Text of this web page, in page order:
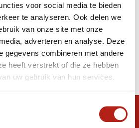
voor social media te bieden
te analyseren. Ook delen we
van onze site met onze
adverteren en analyse. Deze
gegevens combineren met andere
heeft verstrekt of die ze hebben
uw gebruik van hun services.
Producten getagd met
kali spullen kopen
vraag?